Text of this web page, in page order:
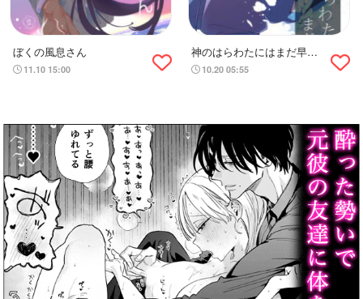
ぼくの風息さん
11.10 15:00
神のはらわたにはまだ早い
上10.20 05:55